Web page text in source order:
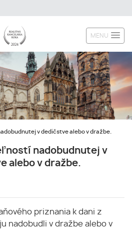
MENU
v dedičstve alebo v dražbe.
nadobudnutej v
alebo v dražbe.
priznania k dani z
nadobudli v dražbe alebo v